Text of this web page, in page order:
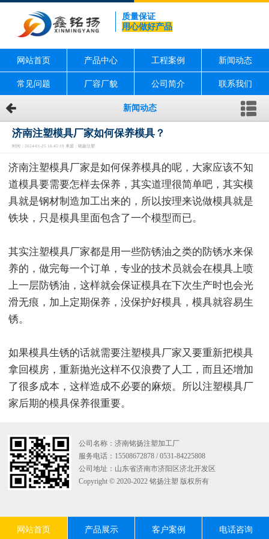
质量保证
用心做好产品
网站首页 产品中心 工程案例 新闻动态
常见问题 厂容厂貌 公司简介 联系我们
新闻动态
济南注塑模具厂家如何保养模具？
时间：2024-01-25 16:45:19 来源：铭扬注塑
济南注塑模具厂家是如何保养模具的呢，大家应该不知
道模具要需要怎样去保养，其实道理很简单吧，其实模
具就是钢材制造加工出来的，所以按理来说做模具就是
铁块，只是模具里面包含了一个模型而已。
其实注塑模具厂家都是用一些防锈油之类的防锈水来保
养的，做完每一个订单，专业的技术员就会在模具上喷
上一层防锈油，这样就会保证模具在下次生产时也会光
滑无痕，加上定期保养，没保护好模具，模具就容易生
锈。
如果模具生锈的话就需要注塑模具厂家又要重新把模具
拿回模房，重新抛光这样不仅浪费了人工，而且还增加
了很多成本，这样造成不必要的麻烦。所以注塑模具厂
家后期的模具保养很重要。
公司名称：济南铭扬注塑加工厂
服务电话：15508672878 / 0531-84225808
公司地址：山东省济南市济阳区济北开发区
Copyright © 2020-2022 铭扬注塑 版权所有
网站首页 产品展示 客户案例 电话咨询